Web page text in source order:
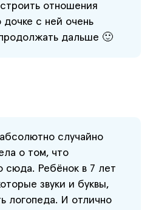
отношения
дочке с ней очень
дальше 🙂
случайно
о том, что
сюда. Ребёнок в 7 лет
звуки и буквы,
логопеда. И отлично